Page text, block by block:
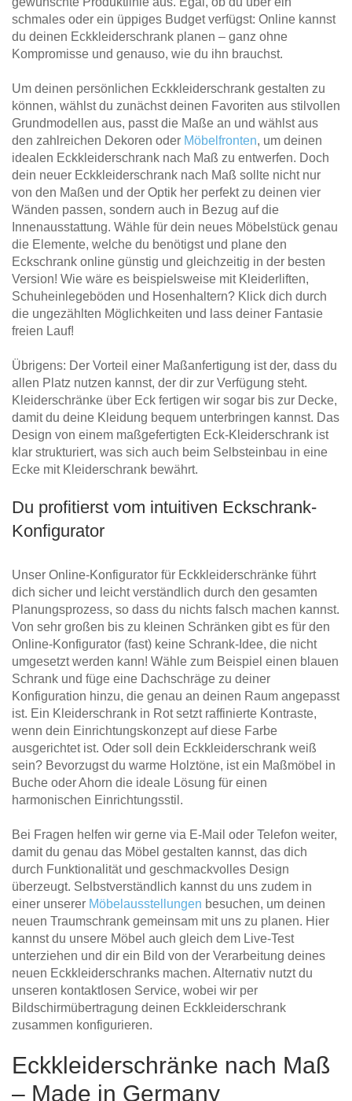
schmales oder ein üppiges Budget verfügst: Online kannst
du deinen Eckkleiderschrank planen – ganz ohne
Kompromisse und genauso, wie du ihn brauchst.
Um deinen persönlichen Eckkleiderschrank gestalten zu
können, wählst du zunächst deinen Favoriten aus stilvollen
Grundmodellen aus, passt die Maße an und wählst aus
den zahlreichen Dekoren oder Möbelfronten, um deinen
idealen Eckkleiderschrank nach Maß zu entwerfen. Doch
dein neuer Eckkleiderschrank nach Maß sollte nicht nur
von den Maßen und der Optik her perfekt zu deinen vier
Wänden passen, sondern auch in Bezug auf die
Innenausstattung. Wähle für dein neues Möbelstück genau
die Elemente, welche du benötigst und plane den
Eckschrank online günstig und gleichzeitig in der besten
Version! Wie wäre es beispielsweise mit Kleiderliften,
Schuheinlegeböden und Hosenhaltern? Klick dich durch
die ungezählten Möglichkeiten und lass deiner Fantasie
freien Lauf!
Übrigens: Der Vorteil einer Maßanfertigung ist der, dass du
allen Platz nutzen kannst, der dir zur Verfügung steht.
Kleiderschränke über Eck fertigen wir sogar bis zur Decke,
damit du deine Kleidung bequem unterbringen kannst. Das
Design von einem maßgefertigten Eck-Kleiderschrank ist
klar strukturiert, was sich auch beim Selbsteinbau in eine
Ecke mit Kleiderschrank bewährt.
Du profitierst vom intuitiven Eckschrank-
Konfigurator
Unser Online-Konfigurator für Eckkleiderschränke führt
dich sicher und leicht verständlich durch den gesamten
Planungsprozess, so dass du nichts falsch machen kannst.
Von sehr großen bis zu kleinen Schränken gibt es für den
Online-Konfigurator (fast) keine Schrank-Idee, die nicht
umgesetzt werden kann! Wähle zum Beispiel einen blauen
Schrank und füge eine Dachschräge zu deiner
Konfiguration hinzu, die genau an deinen Raum angepasst
ist. Ein Kleiderschrank in Rot setzt raffinierte Kontraste,
wenn dein Einrichtungskonzept auf diese Farbe
ausgerichtet ist. Oder soll dein Eckkleiderschrank weiß
sein? Bevorzugst du warme Holztöne, ist ein Maßmöbel in
Buche oder Ahorn die ideale Lösung für einen
harmonischen Einrichtungsstil.
Bei Fragen helfen wir gerne via E-Mail oder Telefon weiter,
damit du genau das Möbel gestalten kannst, das dich
durch Funktionalität und geschmackvolles Design
überzeugt. Selbstverständlich kannst du uns zudem in
einer unserer Möbelausstellungen besuchen, um deinen
neuen Traumschrank gemeinsam mit uns zu planen. Hier
kannst du unsere Möbel auch gleich dem Live-Test
unterziehen und dir ein Bild von der Verarbeitung deines
neuen Eckkleiderschranks machen. Alternativ nutzt du
unseren kontaktlosen Service, wobei wir per
Bildschirmübertragung deinen Eckkleiderschrank
zusammen konfigurieren.
Eckkleiderschränke nach Maß
– Made in Germany